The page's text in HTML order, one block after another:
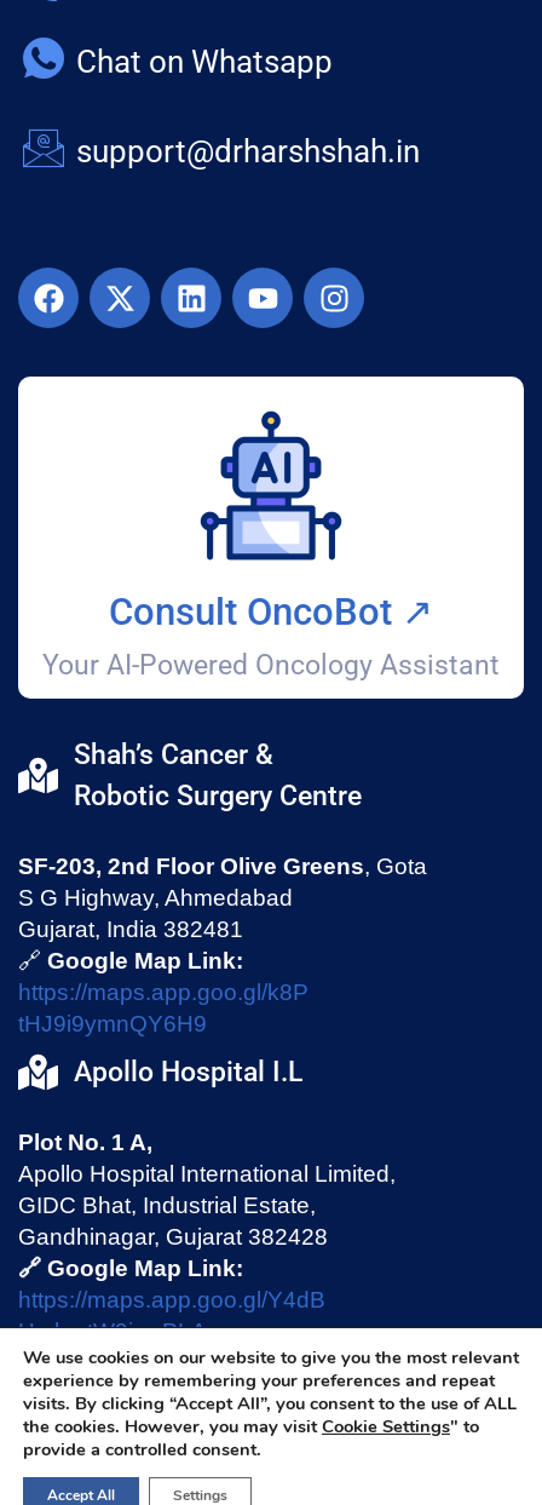
Chat on Whatsapp
support@drharshshah.in
Consult OncoBot ↗️
Your AI-Powered Oncology Assistant
Shah’s Cancer &
Robotic Surgery Centre
SF-203, 2nd Floor Olive Greens, Gota
S G Highway, Ahmedabad
Gujarat, India 382481
🔗 Google Map Link:
https://maps.app.goo.gl/k8P
tHJ9i9ymnQY6H9
Apollo Hospital I.L
Plot No. 1 A,
Apollo Hospital International Limited,
GIDC Bhat, Industrial Estate,
Gandhinagar, Gujarat 382428
🔗 Google Map Link:
https://maps.app.goo.gl/Y4dB
HmhmtW9jswPLA
Privacy Policy|Terms & Conditions|Disclaimer
We use cookies on our website to give you the most relevant
experience by remembering your preferences and repeat
visits. By clicking “Accept All”, you consent to the use of ALL
the cookies. However, you may visitCookie Settings" to
provide a controlled consent.
Accept All Settings